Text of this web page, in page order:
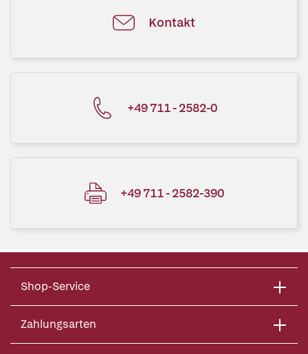
Kontakt
+49 711 - 2582-0
+49 711 - 2582-390
Shop-Service
Zahlungsarten